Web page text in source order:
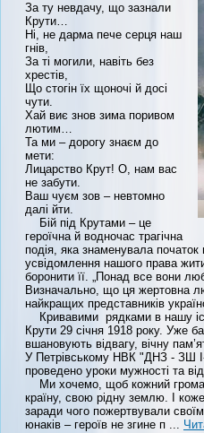
За ту невдачу, що зазнали
Крути…
Ні, не дарма пече серця наш
гнів,
За ті могили, навіть без
хрестів,
Що стогін їх щоночі й досі
чути.
Хай виє знов зима поривом
лютим…
Та ми – дорогу знаєм до
мети:
Лицарство Крут! О, нам вас
не забути.
Ваш чуєм зов – невтомно
далі йти.
Бій під Крутами – це
героїчна й водночас трагічна
подія, яка знаменувала початок
усвідомлення нашого права
боронити її. „Понад все вони
Визначально, що ця жертовна
найкращих представників
Кривавими рядками в нашу
Крути 29 січня 1918 року. Уже
вшановують відвагу, вічну
У Петрівському НВК "ДНЗ - ЗШ І-
проведено уроки мужності та
Ми хочемо, щоб кожний
країну, свою рідну землю. І
заради чого пожертвували
юнаків – героїв не згине п ...